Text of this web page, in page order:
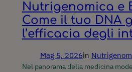
Nutrigenomica e
Come il tuo DNA
l’efficacia degli
Mag 5, 2026in
Nel panorama della medicina